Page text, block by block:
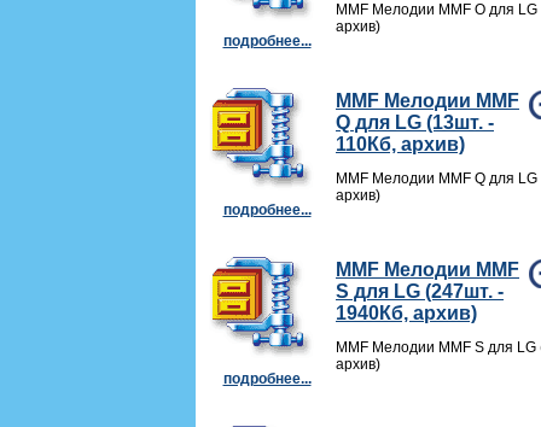
подробнее...
MMF Мелодии MMF O для
архив)
подробнее...
MMF Мелодии MMF
Q для LG (13шт. -
110Кб, архив)
MMF Мелодии MMF Q для
архив)
подробнее...
MMF Мелодии MMF
S для LG (247шт. -
1940Кб, архив)
MMF Мелодии MMF S для
архив)